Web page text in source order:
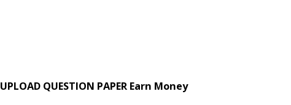
UPLOAD QUESTION PAPER Earn Money